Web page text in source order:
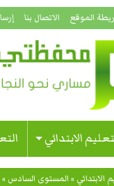
الموقع الاتصال بنا
الابتدائي
الابتدائي »المستوى السادس »